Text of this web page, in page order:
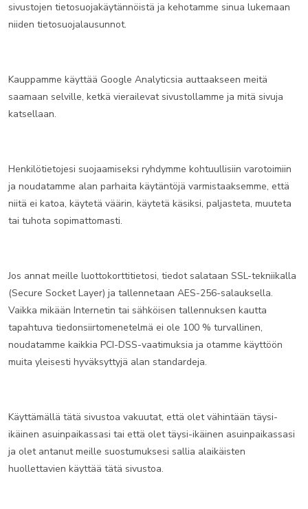
sivustojen tietosuojakäytännöistä ja kehotamme sinua lukemaan
niiden tietosuojalausunnot.
Kauppamme käyttää Google Analyticsia auttaakseen meitä
saamaan selville, ketkä vierailevat sivustollamme ja mitä sivuja
katsellaan.
Henkilötietojesi suojaamiseksi ryhdymme kohtuullisiin varotoimiin
ja noudatamme alan parhaita käytäntöjä varmistaaksemme, että
niitä ei katoa, käytetä väärin, käytetä käsiksi, paljasteta, muuteta
tai tuhota sopimattomasti.
Jos annat meille luottokorttitietosi, tiedot salataan SSL-tekniikalla
(Secure Socket Layer) ja tallennetaan AES-256-salauksella.
Vaikka mikään Internetin tai sähköisen tallennuksen kautta
tapahtuva tiedonsiirtomenetelmä ei ole 100 % turvallinen,
noudatamme kaikkia PCI-DSS-vaatimuksia ja otamme käyttöön
muita yleisesti hyväksyttyjä alan standardeja.
Käyttämällä tätä sivustoa vakuutat, että olet vähintään täysi-
ikäinen asuinpaikassasi tai että olet täysi-ikäinen asuinpaikassasi
ja olet antanut meille suostumuksesi sallia alaikäisten
huollettavien käyttää tätä sivustoa.